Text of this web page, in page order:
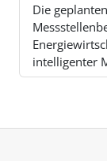
Die
intelligenter